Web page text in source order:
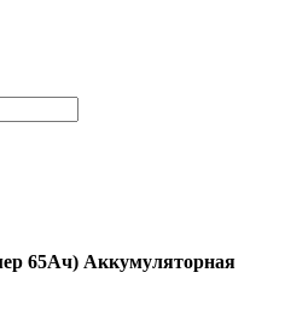
65Ач) Аккумуляторная